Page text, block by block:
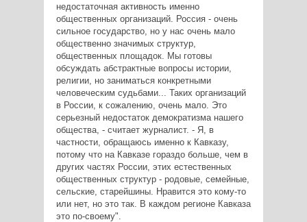
недостаточная активность именно
общественных организаций. Россия - очень
сильное государство, но у нас очень мало
общественно значимых структур,
общественных площадок. Мы готовы
обсуждать абстрактные вопросы истории,
религии, но заниматься конкретными
человеческим судьбами... Таких организаций
в России, к сожалению, очень мало. Это
серьезный недостаток демократизма нашего
общества, - считает журналист. - Я, в
частности, обращаюсь именно к Кавказу,
потому что на Кавказе гораздо больше, чем в
других частях России, этих естественных
общественных структур - родовые, семейные,
сельские, старейшины. Нравится это кому-то
или нет, но это так. В каждом регионе Кавказа
это по-своему".